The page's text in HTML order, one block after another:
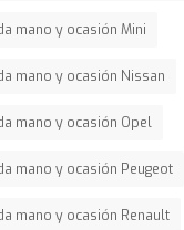
mano y ocasión Mini
mano y ocasión Nissan
mano y ocasión Opel
mano y ocasión Peugeot
mano y ocasión Renault